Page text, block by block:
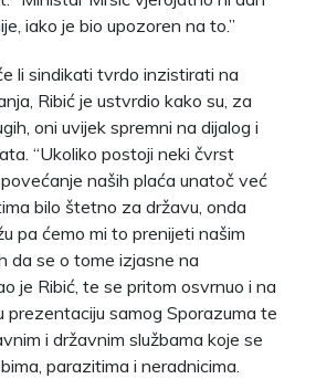
iako je bio upozoren na to.”
li sindikati tvrdo inzistirati na
Ribić je ustvrdio kako su, za
oni uvijek spremni na dijalog i
“Ukoliko postoji neki čvrst
naših plaća unatoč već
bilo štetno za državu, onda
pa ćemo mi to prenijeti našim
da se o tome izjasne na
je Ribić, te se pritom osvrnuo i na
prezentaciju samog Sporazuma te
i državnim službama koje se
parazitima i neradnicima.